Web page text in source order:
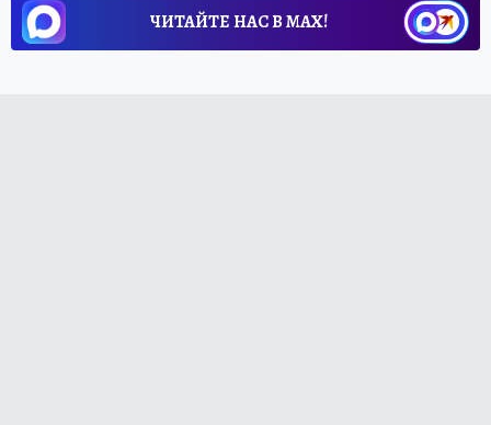
ЧИТАЙТЕ НАС В МАХ!